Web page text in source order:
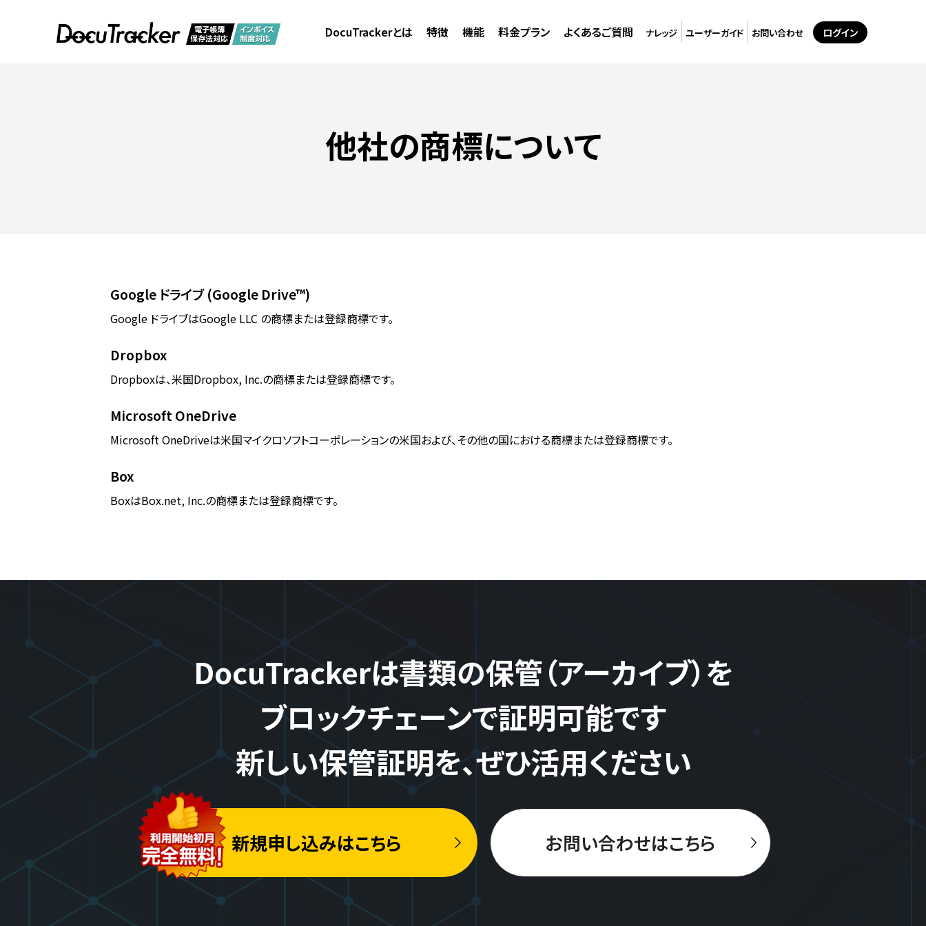
DocuTrackerとは 特徴 機能 料金プラン よくあるご質問 ナレッジ ユーザーガイド お問い合わせ ログイン
他社の商標について
Google ドライブ (Google Drive™)
Google ドライブはGoogle LLC の商標または登録商標です。
Dropbox
Dropboxは、米国Dropbox, Inc.の商標または登録商標です。
Microsoft OneDrive
Microsoft OneDriveは米国マイクロソフトコーポレーションの米国および、その他の国における商標または登録商標です。
Box
BoxはBox.net, Inc.の商標または登録商標です。
DocuTrackerは書類の保管（アーカイブ）を
ブロックチェーンで証明可能です
新しい保管証明を、ぜひ活用ください
新規申し込みはこちら お問い合わせはこちら